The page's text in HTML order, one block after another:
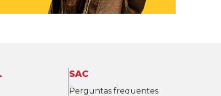
SAC
Perguntas frequentes